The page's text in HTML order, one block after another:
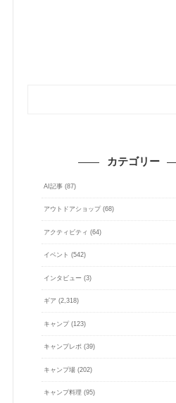
カテゴリー
AI記事 (87)
アウトドアショップ (68)
アクティビティ (64)
イベント (542)
インタビュー (3)
ギア (2,318)
キャンプ (123)
キャンプレポ (39)
キャンプ場 (202)
キャンプ料理 (95)